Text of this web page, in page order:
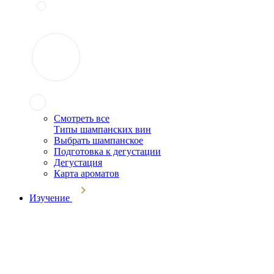
Смотреть все
Типы шампанских вин
Выбрать шампанское
Подготовка к дегустации
Дегустация
Карта ароматов
Изучение